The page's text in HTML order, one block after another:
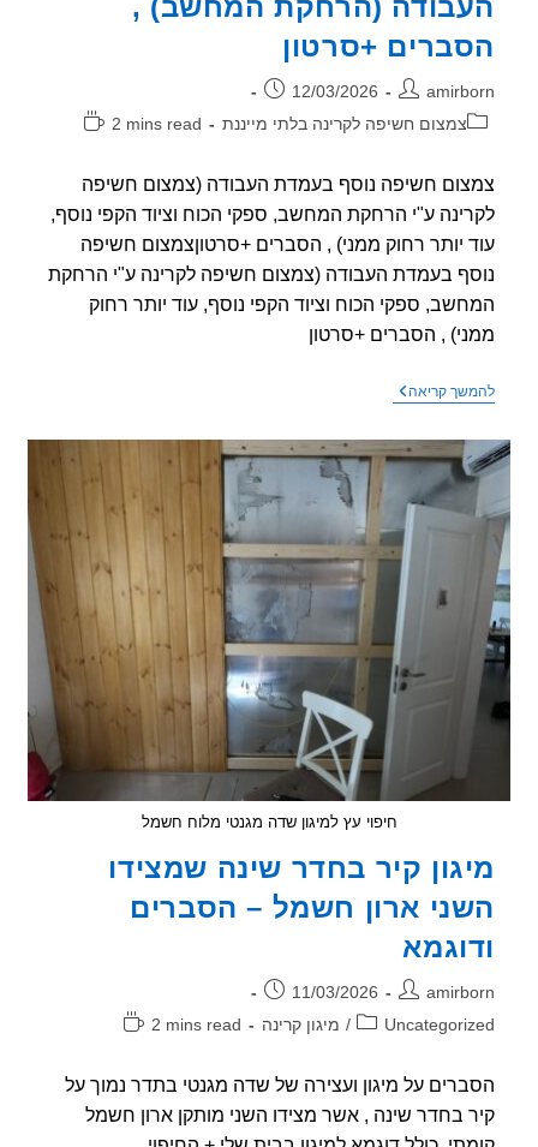
+סרטון
פורסם:
12/03/2026
צמצום חשיפה לקרינה בלתי מייננת
זמן
2 mins read
חשיפה נוסף בעמדת העבודה (צמצום חשיפה
ע"י הרחקת המחשב, ספקי הכוח וציוד הקפי נוסף,
יותר רחוק ממני) , הסברים +סרטוןצמצום חשיפה
בעמדת העבודה (צמצום חשיפה לקרינה ע"י הרחקת
ספקי הכוח וציוד הקפי נוסף, עוד יותר רחוק
, הסברים +סרטון
קריאהצמצום
בעמדת
העבודה
(הרחקת
המחשב)
חיפוי עץ למיגון שדה מגנטי מלוח חשמל
קיר בחדר שינה שמצידו
ארון חשמל – הסברים
פורסם:
11/03/2026
/ מיגון קרינה
זמן
2 mins read
על מיגון ועצירה של שדה מגנטי בתדר נמוך על
בחדר שינה , אשר מצידו השני מותקן ארון חשמל